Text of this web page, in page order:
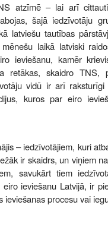
atzīmē – lai arī
šajā iedzīvotāju
latviešu tautības
laikā latviski
ieviešanu, kamēr
retākas, skaidro TNS,
vidū ir arī
kuros par eiro
– iedzīvotājiem, kuri
ir skaidrs, un viņiem
savukārt tiem
eiro ieviešanu Latvijā, ir
ieviešanas procesu vai